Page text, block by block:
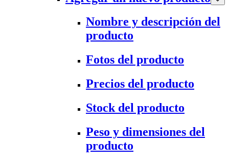
Nombre y descripción del
producto
Fotos del producto
Precios del producto
Stock del producto
Peso y dimensiones del
producto